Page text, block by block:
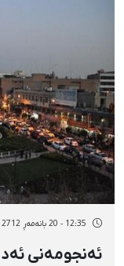
12:35 - 20 بانەمەڕ 2712
ئەنجومەنی